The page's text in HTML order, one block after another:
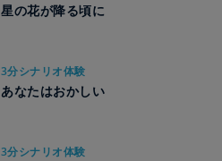
星の花が降る頃に
3分シナリオ体験
あなたはおかしい
3分シナリオ体験